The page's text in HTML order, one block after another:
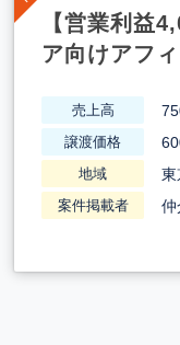
【営業利益
ア向けアフ
売上高
譲渡価格
地域 東
案件掲載者 仲